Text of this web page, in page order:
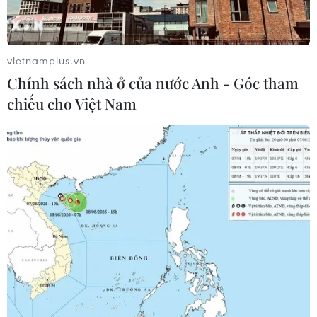
Bảo mẫu tại cơ sở mầm non thừa
nhận hành vi bạo hành hai trẻ
Bảo đảm chính xác, công khai điểm
chuẩn tuyển sinh các trường quân
07/08/2026 12:26
Phát hiện đối tượng tàng trữ trái
phép vũ khí quân dụng
07/08/2026 12:25
vietnamplus.vn
Chính sách nhà ở của nước Anh - Góc tham
chiếu cho Việt Nam